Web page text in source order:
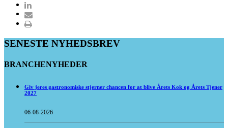
SENESTE NYHEDSBREV
BRANCHENYHEDER
Giv jeres gastronomiske stjerner chancen for at blive Årets Kok og Årets Tjener
2027
06-08-2026